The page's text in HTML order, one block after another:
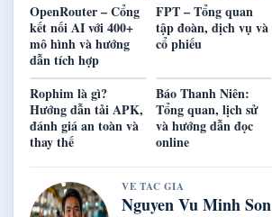
OpenRouter – Cổng
kết nối AI với 400+
mô hình và hướng
dẫn tích hợp
FPT – Tổng quan
tập đoàn, dịch vụ và
cổ phiếu
Rophim là gì?
Hướng dẫn tải APK,
đánh giá an toàn và
thay thế
Báo Thanh Niên:
Tổng quan, lịch sử
và hướng dẫn đọc
online
VE TAC GIA
Nguyen Vu Minh Son